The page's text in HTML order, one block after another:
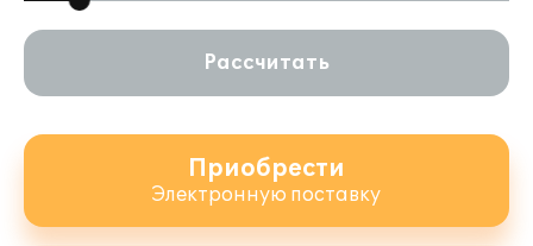
Рассчитать
Приобрести
Электронную поставку